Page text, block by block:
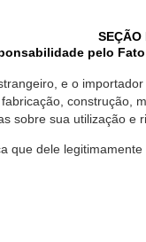
SEÇÃO
pelo
e o
sobre sua utilização e
que dele